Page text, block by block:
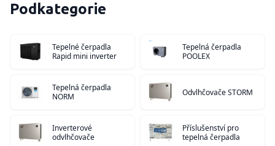
Podkategorie
Tepelné čerpadla
Rapid mini inverter
Tepelná čerpadla
POOLEX
Tepelná čerpadla
NORM
Odvlhčovače STORM
Inverterové
odvlhčovače
Příslušenství pro
tepelná čerpadla